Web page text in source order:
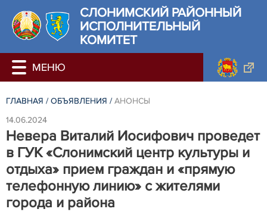
СЛОНИМСКИЙ РАЙОННЫЙ
ИСПОЛНИТЕЛЬНЫЙ
КОМИТЕТ
ГЛАВНАЯ / ОБЪЯВЛЕНИЯ / АНОНСЫ
14.06.2024
Невера Виталий Иосифович проведет
в ГУК «Слонимский центр культуры и
отдыха» прием граждан и «прямую
телефонную линию» с жителями
города и района